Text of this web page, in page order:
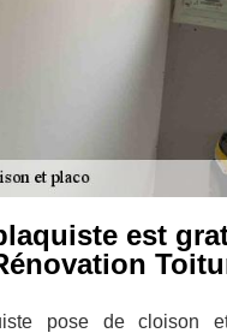
est
pose de cloison